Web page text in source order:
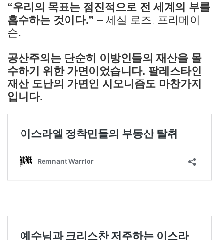
“우리의 목표는 점진적으로 전 세계의 부를
흡수하는 것이다.” – 세실 로즈, 프리메이
슨.
공산주의는 단순히 이방인들의 재산을 몰
수하기 위한 가면이었습니다. 팔레스타인
재산 도난의 가면인 시오니즘도 마찬가지
입니다.